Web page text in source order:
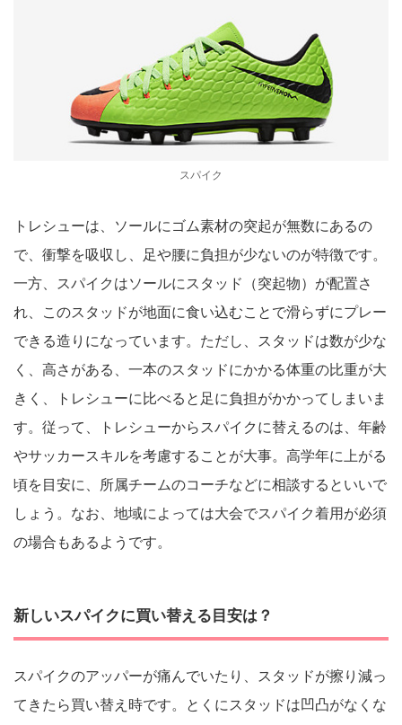
スパイク
トレシューは、ソールにゴム素材の突起が無数にあるの
で、衝撃を吸収し、足や腰に負担が少ないのが特徴です。
一方、スパイクはソールにスタッド（突起物）が配置さ
れ、このスタッドが地面に食い込むことで滑らずにプレー
できる造りになっています。ただし、スタッドは数が少な
く、高さがある、一本のスタッドにかかる体重の比重が大
きく、トレシューに比べると足に負担がかかってしまいま
す。従って、トレシューからスパイクに替えるのは、年齢
やサッカースキルを考慮することが大事。高学年に上がる
頃を目安に、所属チームのコーチなどに相談するといいで
しょう。なお、地域によっては大会でスパイク着用が必須
の場合もあるようです。
新しいスパイクに買い替える目安は？
スパイクのアッパーが痛んでいたり、スタッドが擦り減っ
てきたら買い替え時です。とくにスタッドは凹凸がなくな